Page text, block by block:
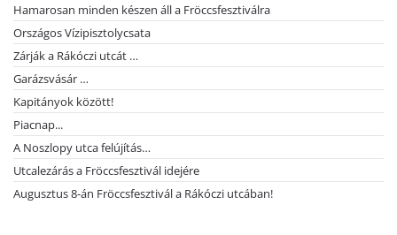
Hamarosan minden készen áll a Fröccsfesztiválra
Országos Vízipisztolycsata
Zárják a Rákóczi utcát …
Garázsvásár …
Kapitányok között!
Piacnap...
A Noszlopy utca felújítás…
Utcalezárás a Fröccsfesztivál idejére
Augusztus 8-án Fröccsfesztivál a Rákóczi utcában!